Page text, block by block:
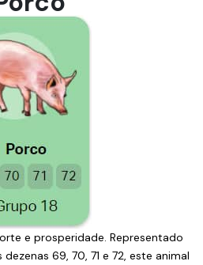
e prosperidade. Representado
69, 70, 71 e 72, este animal